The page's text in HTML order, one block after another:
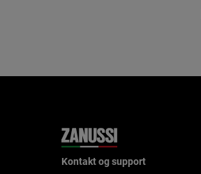
Kontakt og support